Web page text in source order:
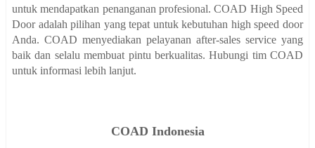
untuk mendapatkan penanganan profesional. COAD High Speed
Door adalah pilihan yang tepat untuk kebutuhan high speed door
Anda. COAD menyediakan pelayanan after-sales service yang
baik dan selalu membuat pintu berkualitas. Hubungi tim COAD
untuk informasi lebih lanjut.
COAD Indonesia